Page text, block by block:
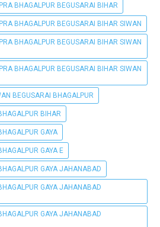
BHAGALPUR BEGUSARAI BIHAR
BHAGALPUR BEGUSARAI BIHAR SIWAN
BHAGALPUR BEGUSARAI BIHAR SIWAN
BHAGALPUR BEGUSARAI BIHAR SIWAN
BEGUSARAI BHAGALPUR
BIHAR
GAYA
GAYA E
GAYA JAHANABAD
GAYA JAHANABAD
GAYA JAHANABAD